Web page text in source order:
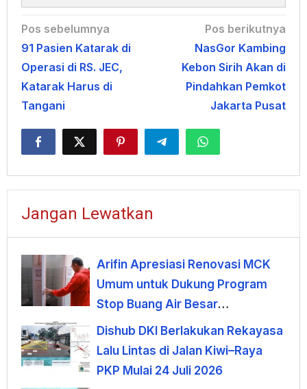
Navigasi
pos
Pos sebelumnya
91 Pasien Katarak di
Operasi di RS. JEC,
Katarak Harus di
Tangani
Pos berikutnya
NasGor Kambing
Kebon Sirih Akan di
Pindahkan Pemkot
Jakarta Pusat
Jangan Lewatkan
Arifin Apresiasi Renovasi MCK
Umum untuk Dukung Program
Stop Buang Air Besar
Sembarangan
Dishub DKI Berlakukan Rekayasa
Lalu Lintas di Jalan Kiwi–Raya
PKP Mulai 24 Juli 2026